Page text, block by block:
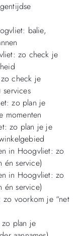
balie,
zo check je
check je
zo plan je
momenten
zo plan je je
in Hoogvliet: zo
én service)
in Hoogvliet: zo
én service)
voorkom je “net
plan je